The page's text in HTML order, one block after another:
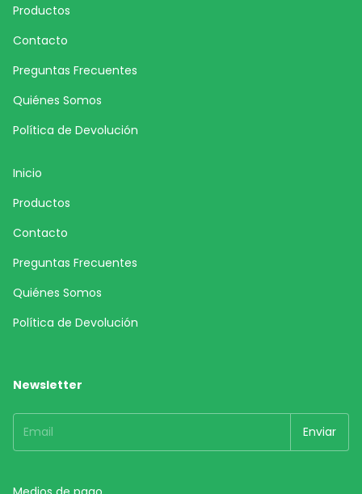
Productos
Contacto
Preguntas Frecuentes
Quiénes Somos
Política de Devolución
Inicio
Productos
Contacto
Preguntas Frecuentes
Quiénes Somos
Política de Devolución
Newsletter